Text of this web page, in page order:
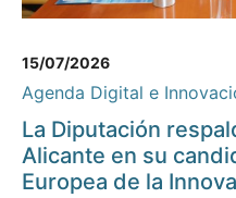
15/07/2026
Agenda Digital e
La Diputación
Alicante en su
Europea de la